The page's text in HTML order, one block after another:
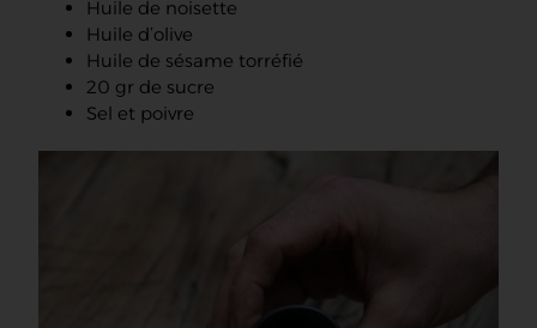
Huile de noisette
Huile d’olive
Huile de sésame torréfié
20 gr de sucre
Sel et poivre